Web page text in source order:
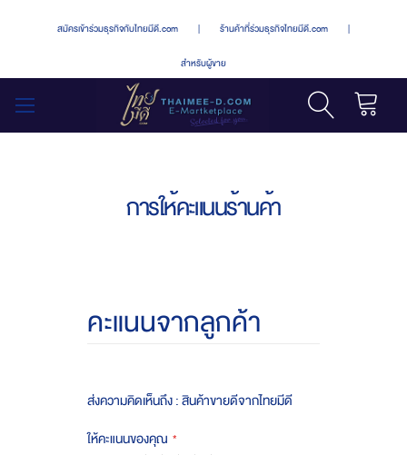
สมัครเข้าร่วมธุรกิจกับไทยมีดี.com | ร้านค้าที่ร่วมธุรกิจไทยมีดี.com |
สำหรับผู้ขาย
การให้คะแนนร้านค้า
คะแนนจากลูกค้า
ส่งความคิดเห็นถึง : สินค้าขายดีจากไทยมีดี
ให้คะแนนของคุณ